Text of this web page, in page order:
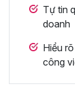
Tự tin
doanh
Hiểu
công